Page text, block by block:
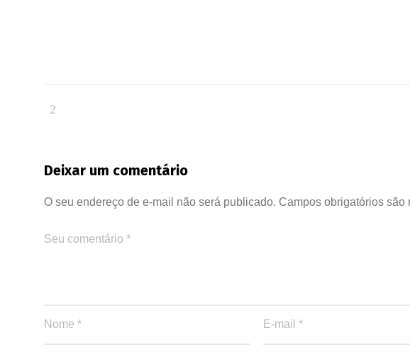
Deixar um comentário
O seu endereço de e-mail não será publicado. Campos obrigatórios são